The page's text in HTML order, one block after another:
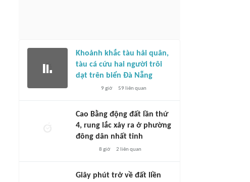
Khoảnh khắc tàu hải quân,
tàu cá cứu hai người trôi
dạt trên biển Đà Nẵng
9 giờ 59 liên quan
Cao Bằng động đất lần thứ
4, rung lắc xảy ra ở phường
đông dân nhất tỉnh
8 giờ 2 liên quan
Giây phút trở về đất liền